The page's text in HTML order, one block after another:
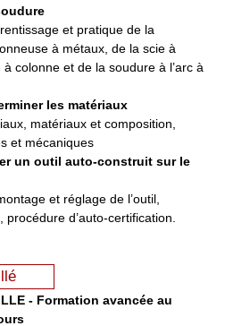
et pratique de la
à métaux, de la scie à
colonne et de la soudure à l’arc à
les matériaux
matériaux et composition,
et mécaniques
un outil auto-construit sur le
et réglage de l’outil,
procédure d’auto-certification.
- Formation avancée au